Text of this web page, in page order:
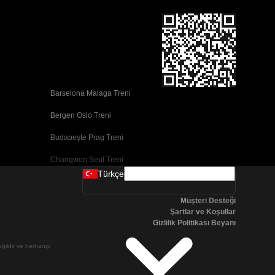
Barselona Malaga Treni
Bergen Oslo Treni
Budapeşte Prag Treni
Changwon Seul Treni
ve herhangi
Türkçe
Müşteri Desteği
Şartlar ve Koşullar
Gizlilik Politikası Beyanı